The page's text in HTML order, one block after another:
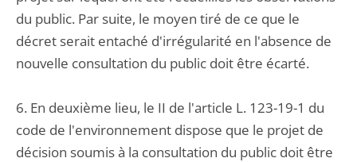
du public. Par suite, le moyen tiré de ce que le
décret serait entaché d'irrégularité en l'absence de
nouvelle consultation du public doit être écarté.
6. En deuxième lieu, le II de l'article L. 123-19-1 du
code de l'environnement dispose que le projet de
décision soumis à la consultation du public doit être